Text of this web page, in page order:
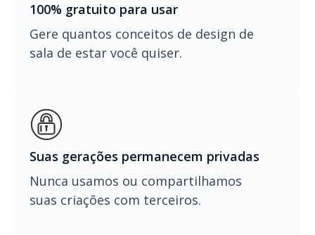
100% gratuito para usar
Gere quantos conceitos de design de
sala de estar você quiser.
Suas gerações permanecem privadas
Nunca usamos ou compartilhamos
suas criações com terceiros.